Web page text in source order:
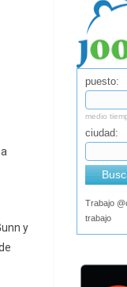
y
puesto:
medio
ciudad:
Trabajo
trabajo